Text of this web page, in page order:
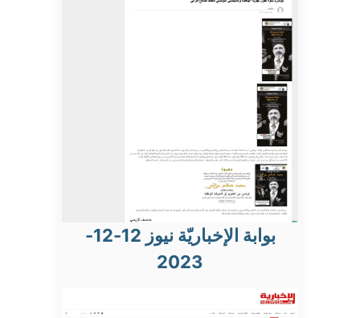
بوابة الإخباريّة نيوز 12-12-
2023